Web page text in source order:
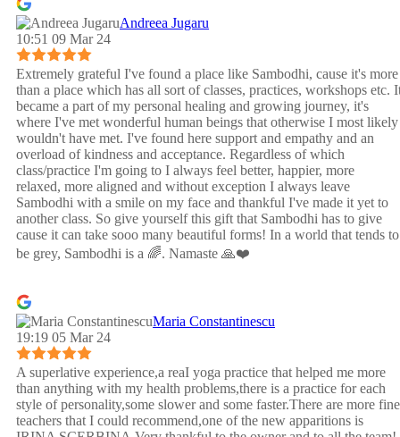
Andreea Jugaru
10:51 09 Mar 24
Extremely grateful I've found a place like Sambodhi, cause it's more
than a place which has all sort of classes, practices, workshops etc.
became a part of my personal healing and growing journey, it's
where I've met wonderful human beings that otherwise I most likely
wouldn't have met. I've found here support and empathy and an
overload of kindness and acceptance. Regardless of which
class/practice I'm going to I always feel better, happier, more
relaxed, more aligned and without exception I always leave
Sambodhi with a smile on my face and thankful I've made it yet to
another class. So give yourself this gift that Sambodhi has to give
cause it can take sooo many beautiful forms! In a world that tends to
be grey, Sambodhi is a 🌈. Namaste 🙏❤️
Maria Constantinescu
19:19 05 Mar 24
A superlative experience,a reaI yoga practice that helped me more
than anything with my health problems,there is a practice for each
style of personality,some slower and some faster.There are more fine
teachers that I could recommend,one of the new apparitions is